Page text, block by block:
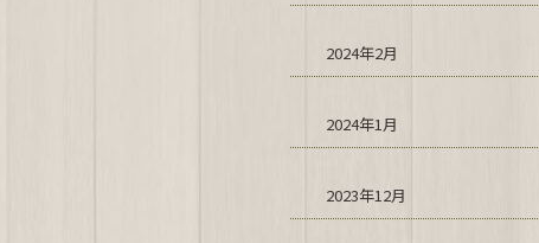
2024年2月
2024年1月
2023年12月